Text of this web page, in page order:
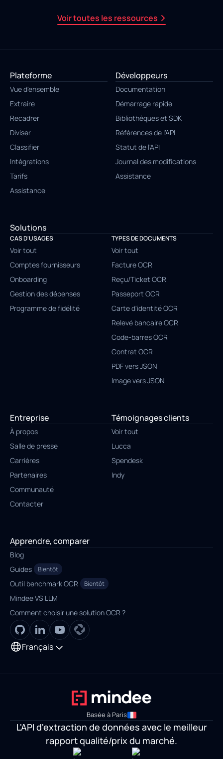
Voir toutes les ressources
Plateforme
Vue d'ensemble
Extraire
Recadrer
Diviser
Classifier
Intégrations
Tarifs
Assistance
Solutions
CAS D'USAGES
Voir tout
Comptes fournisseurs
Onboarding
Gestion des dépenses
Programme de fidélité
TYPES DE DOCUMENTS
Voir tout
Facture OCR
Reçu/Ticket OCR
Passeport OCR
Carte d'identité OCR
Relevé bancaire OCR
Code-barres OCR
Contrat OCR
PDF vers JSON
Image vers JSON
Développeurs
Documentation
Démarrage rapide
Bibliothèques et SDK
Références de l'API
Statut de l'API
Journal des modifications
Assistance
Entreprise
À propos
Salle de presse
Carrières
Partenaires
Communauté
Contacter
Témoignages clients
Voir tout
Lucca
Spendesk
Indy
Apprendre, comparer
Blog
Guides
Bientôt
Outil benchmark OCR Bientôt
Mindee VS LLM
Comment choisir une solution OCR ?
Français
Basée à Paris
L'API d'extraction de données avec le meilleur
rapport qualité/prix du marché.